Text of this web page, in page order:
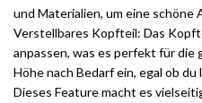
und Materialien, um eine schöne
Verstellbares Kopfteil: Das
anpassen, was es perfekt für die
Höhe nach Bedarf ein, egal ob
Dieses Feature macht es